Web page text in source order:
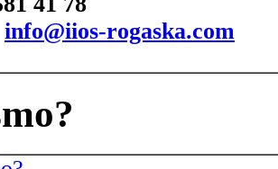
info@iios-rogaska.com